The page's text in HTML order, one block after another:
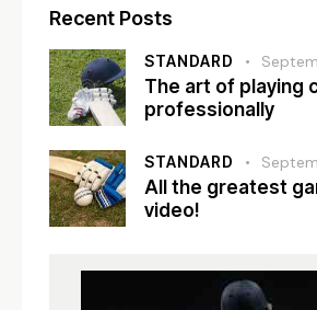
Recent Posts
STANDARD
The art of playing
professionally
STANDARD
All the greatest
video!